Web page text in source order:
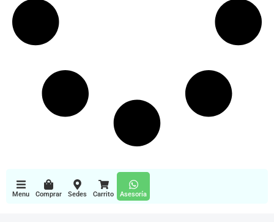
Menu Comprar Sedes Carrito Asesoría